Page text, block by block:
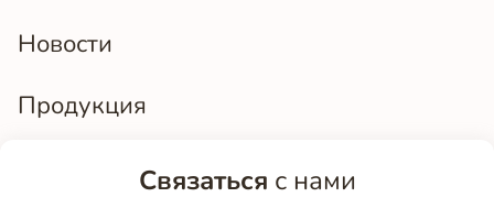
Новости
Продукция
Связаться с нами